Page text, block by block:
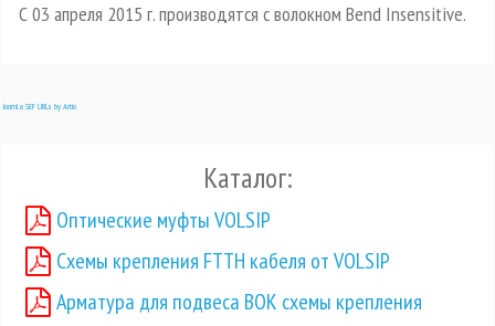
С 03 апреля 2015 г. производятся с волокном Bend Insensitive.
Joomla SEF URLs by Artio
Каталог:
Оптические муфты VOLSIP
Схемы крепления FTTH кабеля от VOLSIP
Арматура для подвеса ВОК схемы крепления